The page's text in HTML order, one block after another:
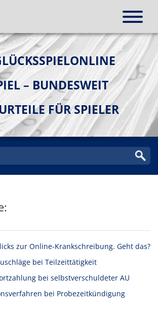
– BUNDESWEIT
FÜR SPIELER
zur Online-Krankschreibung. Geht das?
bei Teilzeittätigkeit
bei selbstverschuldeter AU
bei Probezeitkündigung